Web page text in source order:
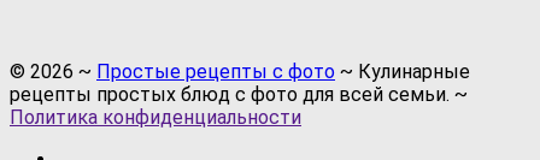
© 2026 ~ Простые рецепты с фото ~ Кулинарные
рецепты простых блюд с фото для всей семьи. ~
Политика конфиденциальности